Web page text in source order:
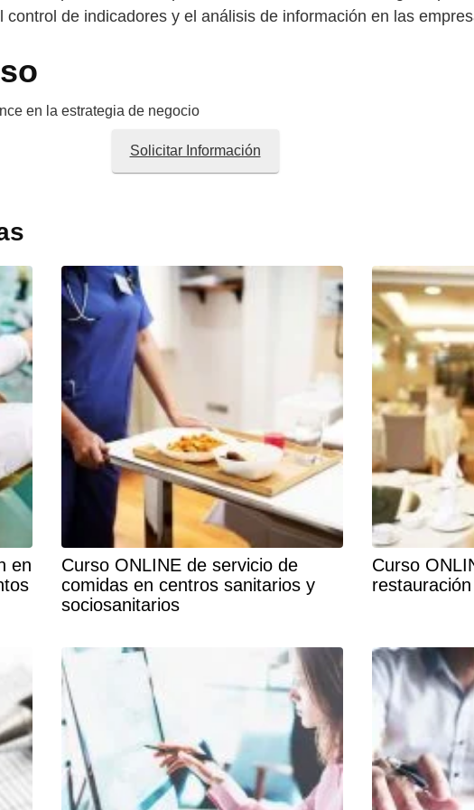
de indicadores y el análisis de información en las
en la estrategia de negocio
Solicitar Información
en
Curso ONLINE de servicio de
comidas en centros sanitarios y
sociosanitarios
Curso
restauración